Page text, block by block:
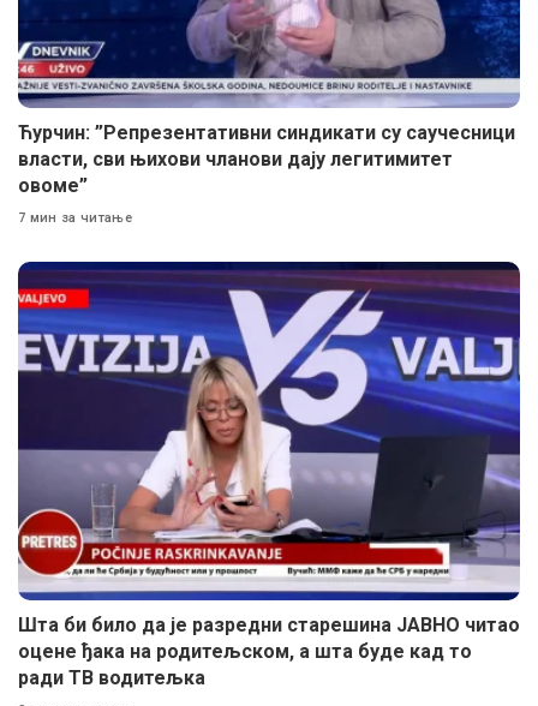
Ћурчин: ”Репрезентативни синдикати су саучесници
власти, сви њихови чланови дају легитимитет
овоме”
7 мин за читање
Шта би било да је разредни старешина ЈАВНО читао
оцене ђака на родитељском, а шта буде кад то
ради ТВ водитељка